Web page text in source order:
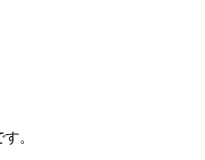
。